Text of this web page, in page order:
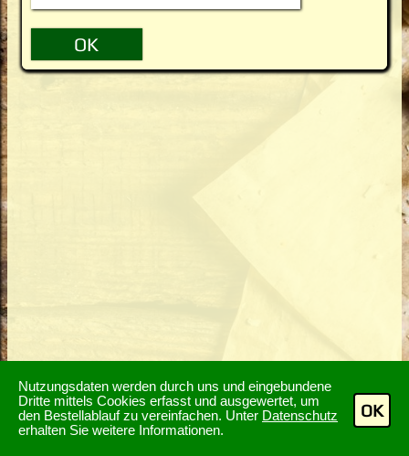
Nutzungsdaten werden durch uns und eingebundene
Dritte mittels Cookies erfasst und ausgewertet, um
den Bestellablauf zu vereinfachen. Unter Datenschutz
erhalten Sie weitere Informationen.
OK